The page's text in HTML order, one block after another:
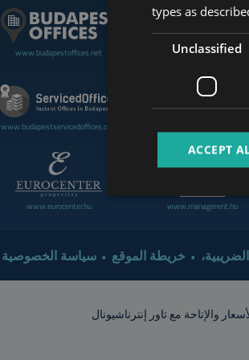
www.budapestoffices.net
www.budapestservicedoffices.com
www.managerent.hu
www.eurocenter.hu
خريطة الموقع سياسة الخصوصية
types as
Unclassified
ACCEPT